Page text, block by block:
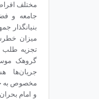
مختلف
جامعه و
بنیانگذار
میزان
تجزیه طلب
گروهک
جریان‌ها
مخصوص به
و امام